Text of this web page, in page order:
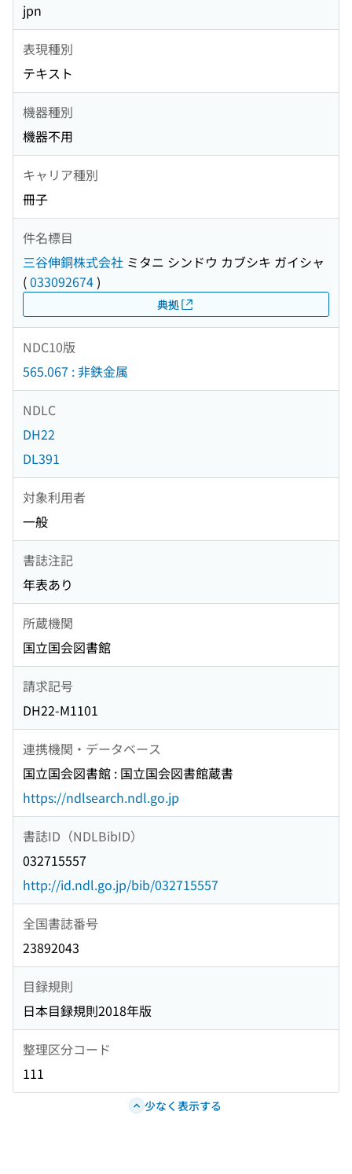
jpn
表現種別
テキスト
機器種別
機器不用
キャリア種別
冊子
件名標目
三谷伸銅株式会社 ミタニ シンドウ カブシキ ガイシャ
(033092674)
典拠
NDC10版
565.067 : 非鉄金属
NDLC
DH22
DL391
対象利用者
一般
書誌注記
年表あり
所蔵機関
国立国会図書館
請求記号
DH22-M1101
連携機関・データベース
国立国会図書館 : 国立国会図書館蔵書
https://ndlsearch.ndl.go.jp
書誌ID（NDLBibID）
032715557
http://id.ndl.go.jp/bib/032715557
全国書誌番号
23892043
目録規則
日本目録規則2018年版
整理区分コード
111
少なく表示する